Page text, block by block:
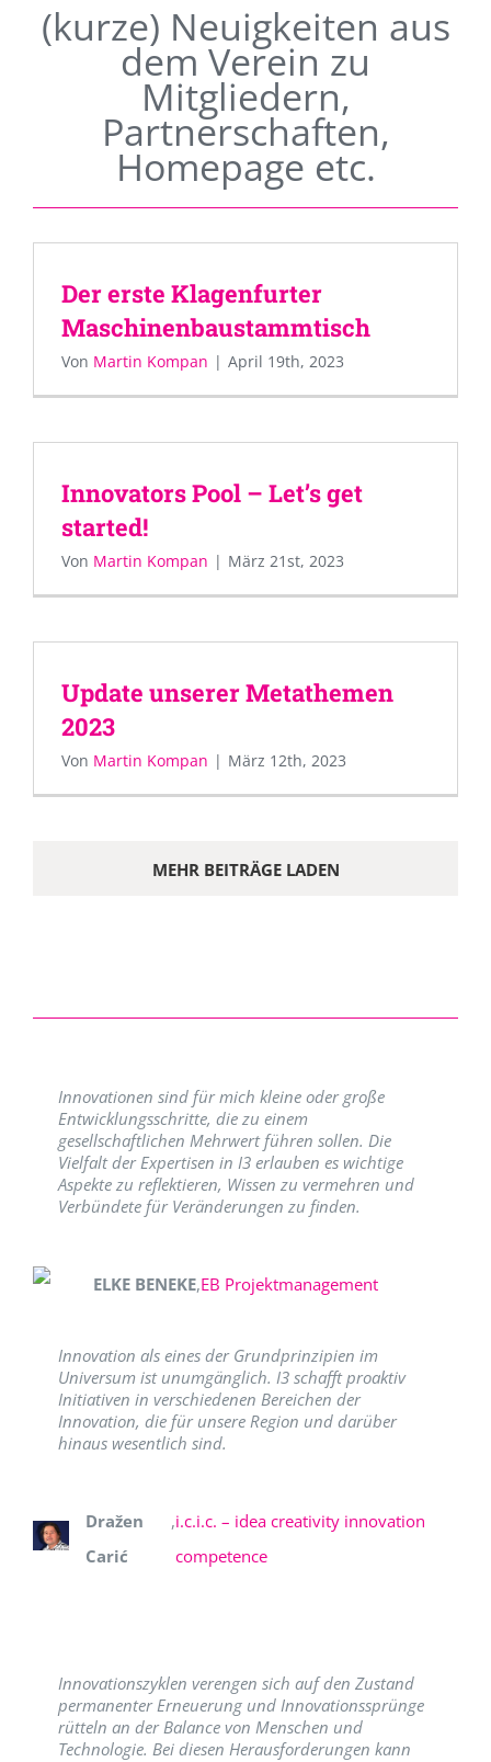
(kurze) Neuigkeiten aus
dem Verein zu
Mitgliedern,
Partnerschaften,
Homepage etc.
Der erste Klagenfurter
Maschinenbaustammtisch
Von Martin Kompan | April 19th, 2023
Innovators Pool – Let’s get
started!
Von Martin Kompan | März 21st, 2023
Update unserer Metathemen
2023
Von Martin Kompan | März 12th, 2023
MEHR BEITRÄGE LADEN
Innovationen sind für mich kleine oder große
Entwicklungsschritte, die zu einem
gesellschaftlichen Mehrwert führen sollen. Die
Vielfalt der Expertisen in I3 erlauben es wichtige
Aspekte zu reflektieren, Wissen zu vermehren und
Verbündete für Veränderungen zu finden.
ELKE BENEKE,EB Projektmanagement
Innovation als eines der Grundprinzipien im
Universum ist unumgänglich. I3 schafft proaktiv
Initiativen in verschiedenen Bereichen der
Innovation, die für unsere Region und darüber
hinaus wesentlich sind.
Dražen
Carić
,i.c.i.c. – idea creativity innovation
competence
Innovationszyklen verengen sich auf den Zustand
permanenter Erneuerung und Innovationssprünge
rütteln an der Balance von Menschen und
Technologie. Bei diesen Herausforderungen kann